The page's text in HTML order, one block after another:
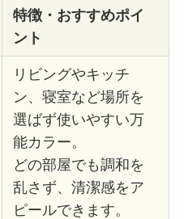
特徴・おすすめポイ
ント
リビングやキッチ
ン、寝室など場所を
選ばず使いやすい万
能カラー。
どの部屋でも調和を
乱さず、清潔感をア
ピールできます。